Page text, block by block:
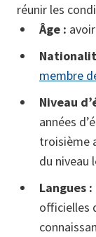
réunir les
Âge :
membre
Niveau
années
troisième
du niveau
Langues :
officielles